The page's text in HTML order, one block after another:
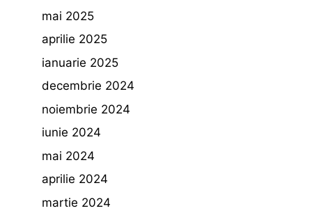
mai 2025
aprilie 2025
ianuarie 2025
decembrie 2024
noiembrie 2024
iunie 2024
mai 2024
aprilie 2024
martie 2024